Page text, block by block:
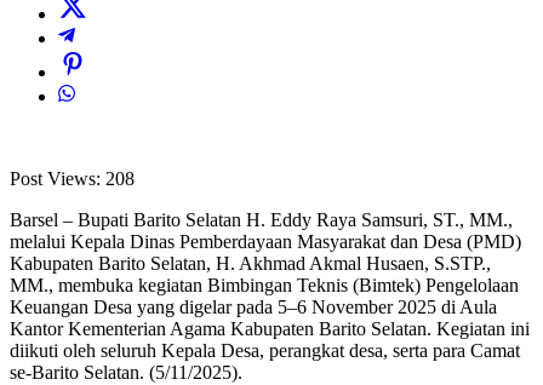
Post Views: 208
Barsel – Bupati Barito Selatan H. Eddy Raya Samsuri, ST., MM.,
melalui Kepala Dinas Pemberdayaan Masyarakat dan Desa (PMD)
Kabupaten Barito Selatan, H. Akhmad Akmal Husaen, S.STP.,
MM., membuka kegiatan Bimbingan Teknis (Bimtek) Pengelolaan
Keuangan Desa yang digelar pada 5–6 November 2025 di Aula
Kantor Kementerian Agama Kabupaten Barito Selatan. Kegiatan ini
diikuti oleh seluruh Kepala Desa, perangkat desa, serta para Camat
se-Barito Selatan. (5/11/2025).